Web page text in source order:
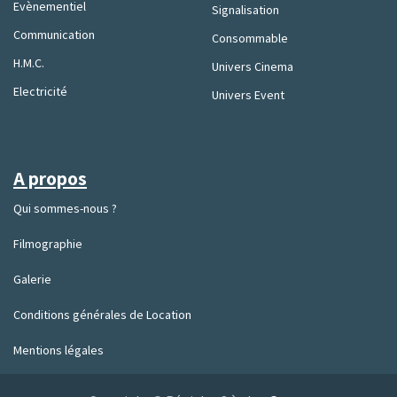
A propos
Qui sommes-nous ?
Filmographie
Galerie
Conditions générales de Location
Mentions légales
Signalisation
Consommable
Univers Cinema
Univers Event
Evènementiel
Communication
H.M.C.
Electricité